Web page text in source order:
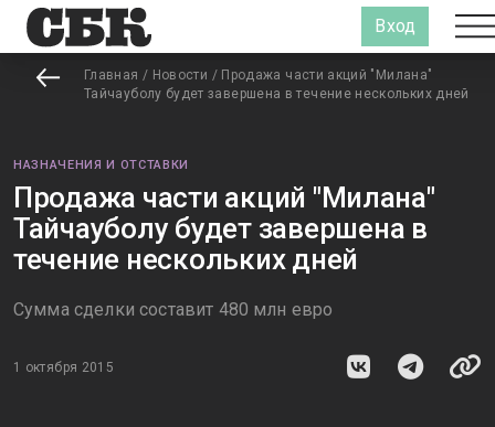
Вход
Главная / Новости / Продажа части акций "Милана"
Тайчауболу будет завершена в течение нескольких дней
НАЗНАЧЕНИЯ И ОТСТАВКИ
Продажа части акций "Милана"
Тайчауболу будет завершена в
течение нескольких дней
Сумма сделки составит 480 млн евро
1 октября 2015